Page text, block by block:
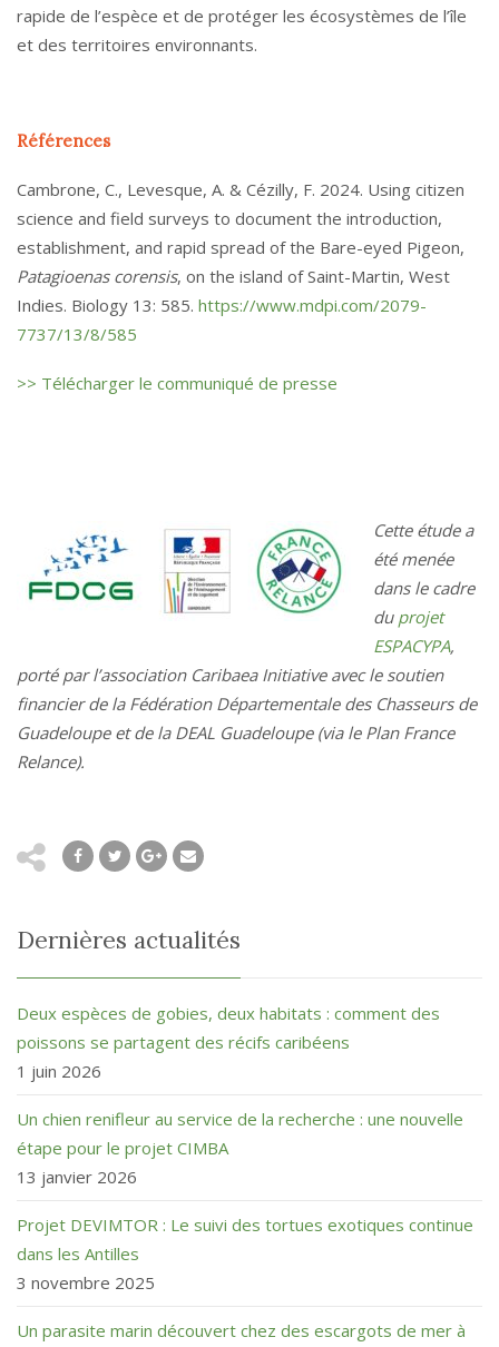
rapide de l’espèce et de protéger les écosystèmes de l’île
et des territoires environnants.
Références
Cambrone, C., Levesque, A. & Cézilly, F. 2024. Using citizen
science and field surveys to document the introduction,
establishment, and rapid spread of the Bare-eyed Pigeon,
Patagioenas corensis, on the island of Saint-Martin, West
Indies. Biology 13: 585. https://www.mdpi.com/2079-
7737/13/8/585
>> Télécharger le communiqué de presse
Cette étude a
été menée
dans le cadre
du projet
ESPACYPA,
porté par l’association Caribaea Initiative avec le soutien
financier de la Fédération Départementale des Chasseurs de
Guadeloupe et de la DEAL Guadeloupe (via le Plan France
Relance).
Dernières actualités
Deux espèces de gobies, deux habitats : comment des
poissons se partagent des récifs caribéens
1 juin 2026
Un chien renifleur au service de la recherche : une nouvelle
étape pour le projet CIMBA
13 janvier 2026
Projet DEVIMTOR : Le suivi des tortues exotiques continue
dans les Antilles
3 novembre 2025
Un parasite marin découvert chez des escargots de mer à